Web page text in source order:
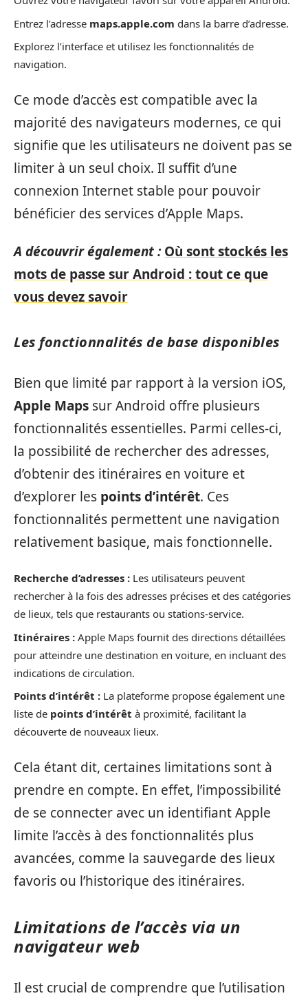
Entrez l’adresse maps.apple.com dans la barre d’adresse.
Explorez l’interface et utilisez les fonctionnalités de
navigation.
Ce mode d’accès est compatible avec la
majorité des navigateurs modernes, ce qui
signifie que les utilisateurs ne doivent pas se
limiter à un seul choix. Il suffit d’une
connexion Internet stable pour pouvoir
bénéficier des services d’Apple Maps.
A découvrir également : Où sont stockés les
mots de passe sur Android : tout ce que
vous devez savoir
Les fonctionnalités de base disponibles
Bien que limité par rapport à la version iOS,
Apple Maps sur Android offre plusieurs
fonctionnalités essentielles. Parmi celles-ci,
la possibilité de rechercher des adresses,
d’obtenir des itinéraires en voiture et
d’explorer les points d’intérêt. Ces
fonctionnalités permettent une navigation
relativement basique, mais fonctionnelle.
Recherche d’adresses : Les utilisateurs peuvent
rechercher à la fois des adresses précises et des catégories
de lieux, tels que restaurants ou stations-service.
Itinéraires : Apple Maps fournit des directions détaillées
pour atteindre une destination en voiture, en incluant des
indications de circulation.
Points d’intérêt : La plateforme propose également une
liste de points d’intérêt à proximité, facilitant la
découverte de nouveaux lieux.
Cela étant dit, certaines limitations sont à
prendre en compte. En effet, l’impossibilité
de se connecter avec un identifiant Apple
limite l’accès à des fonctionnalités plus
avancées, comme la sauvegarde des lieux
favoris ou l’historique des itinéraires.
Limitations de l’accès via un
navigateur web
Il est crucial de comprendre que l’utilisation